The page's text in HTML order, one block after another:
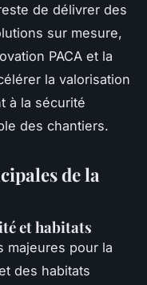
de délivrer des
sur mesure,
PACA et la
la valorisation
à la sécurité
des chantiers.
de la
et habitats
majeures pour la
des habitats